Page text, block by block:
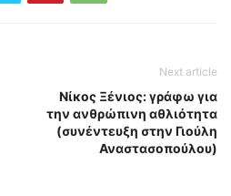
Next article
Νίκος Ξένιος: γράφω για
την ανθρώπινη αθλιότητα
(συνέντευξη στην Γιούλη
Αναστασοπούλου)